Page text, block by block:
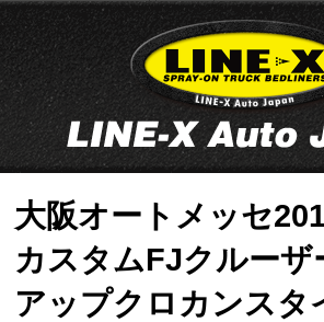
大阪オートメッセ
カスタムFJクルーザ
アップクロカンスタ